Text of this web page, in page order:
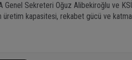
Genel Sekreteri Oğuz Alibekiroğlu ve
üretim kapasitesi, rekabet gücü ve katma